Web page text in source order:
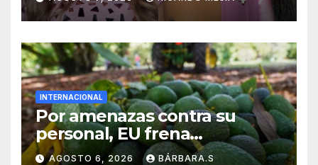
INTERNACIONAL
Por amenazas contra su
personal, EU frena
exportación de aguacate
AGOSTO 6, 2026 BÁRBARA.S